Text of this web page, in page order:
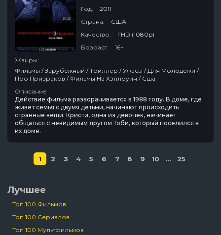
Год:
2011
Страна:
США
Качество:
FHD (1080p)
Возраст:
16+
Жанры:
Фильмы / Зарубежный / Триллер / Ужасы / Для Молодёжи /
Про Призраков / Фильмы На Хэллоуин / Сша
Описание
Действие фильма разворачивается в 1988 году. В доме, где
живет семья с двумя детьми, начинают происходить
странные вещи. Кристи, одна из девочек, начинает
общаться с невидимым другом Тоби, который поселился в
их доме.
1 2 3 4 5 6 7 8 9 10 ... 25
Лучшее
Топ 100 Фильмов
Топ 100 Сериалов
Топ 100 Мультфильмов